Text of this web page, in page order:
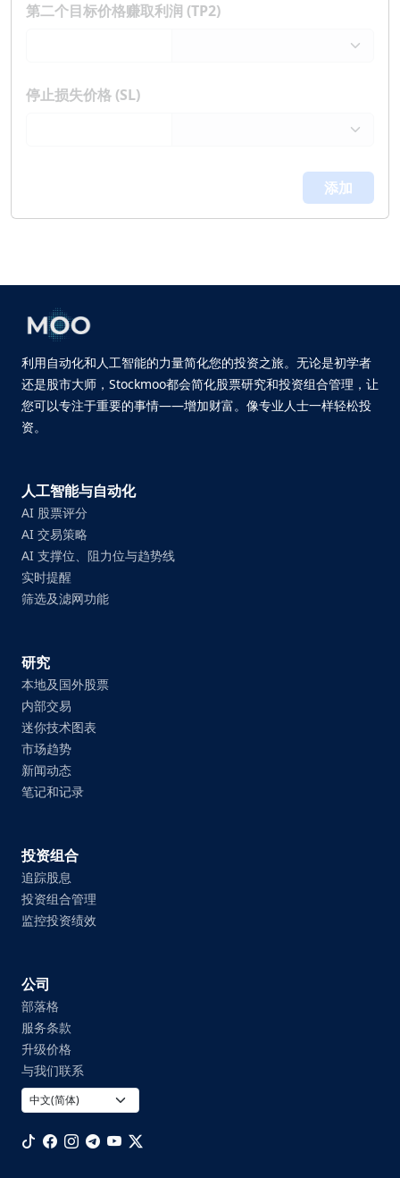
第二个目标价格赚取利润 (TP2)
停止损失价格 (SL)
添加
利用自动化和人工智能的力量简化您的投资之旅。无论是初学者
还是股市大师，Stockmoo都会简化股票研究和投资组合管理，让
您可以专注于重要的事情——增加财富。像专业人士一样轻松投
资。
人工智能与自动化
AI 股票评分
AI 交易策略
AI 支撑位、阻力位与趋势线
实时提醒
筛选及滤网功能
研究
本地及国外股票
内部交易
迷你技术图表
市场趋势
新闻动态
笔记和记录
投资组合
追踪股息
投资组合管理
监控投资绩效
公司
部落格
服务条款
升级价格
与我们联系